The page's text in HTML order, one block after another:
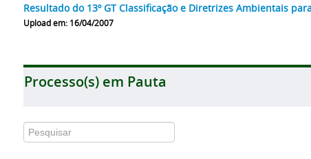
Resultado do 13º GT Classificação e Diretrizes Ambientais
Upload em: 16/04/2007
Processo(s) em Pauta